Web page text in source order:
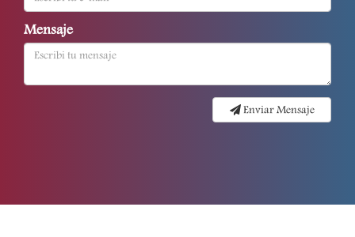
Mensaje
Enviar Mensaje